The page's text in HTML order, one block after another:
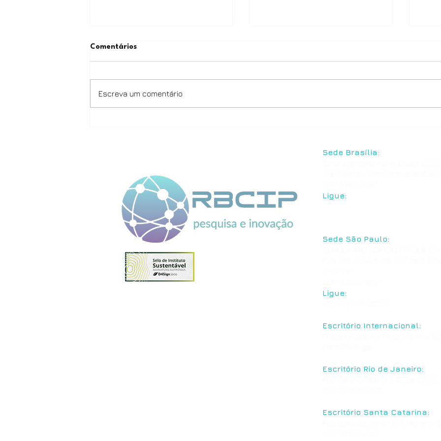
Comentários
Escreva um comentário
Sede Brasília:
Ligue:
Sede São Paulo:
Ligue:
Escritório Internacional:
Escritório Rio de Janeiro:
Escritório Santa Catarina: